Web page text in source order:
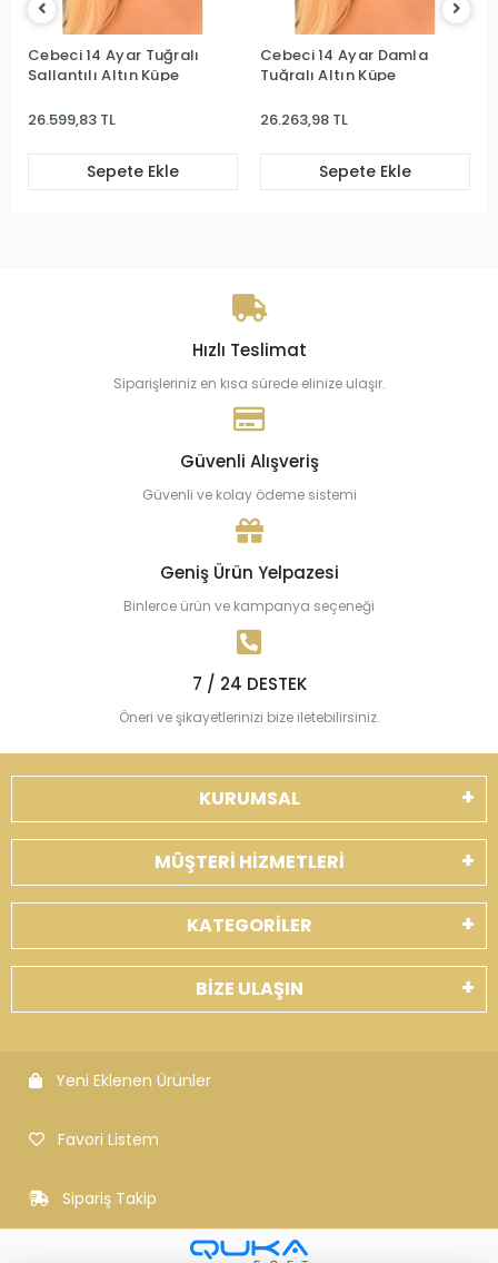
Cebeci 14 Ayar Tuğralı
Sallantılı Altın Küpe
26.599,83 TL
Sepete Ekle
Cebeci 14 Ayar Damla
Tuğralı Altın Küpe
26.263,98 TL
Sepete Ekle
Hızlı Teslimat
Siparişleriniz en kısa sürede elinize ulaşır.
Güvenli Alışveriş
Güvenli ve kolay ödeme sistemi
Geniş Ürün Yelpazesi
Binlerce ürün ve kampanya seçeneği
7 / 24 DESTEK
Öneri ve şikayetlerinizi bize iletebilirsiniz.
KURUMSAL
MÜŞTERİ HİZMETLERİ
KATEGORİLER
BİZE ULAŞIN
Yeni Eklenen Ürünler
Favori Listem
Sipariş Takip